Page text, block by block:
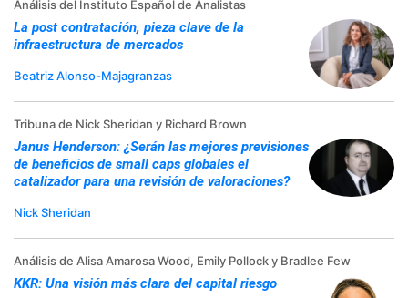
Análisis del Instituto Español de Analistas
La post contratación, pieza clave de la
infraestructura de mercados
Beatriz Alonso-Majagranzas
Tribuna de Nick Sheridan y Richard Brown
Janus Henderson: ¿Serán las mejores previsiones
de beneficios de small caps globales el
catalizador para una revisión de valoraciones?
Nick Sheridan
Análisis de Alisa Amarosa Wood, Emily Pollock y Bradlee Few
KKR: Una visión más clara del capital riesgo